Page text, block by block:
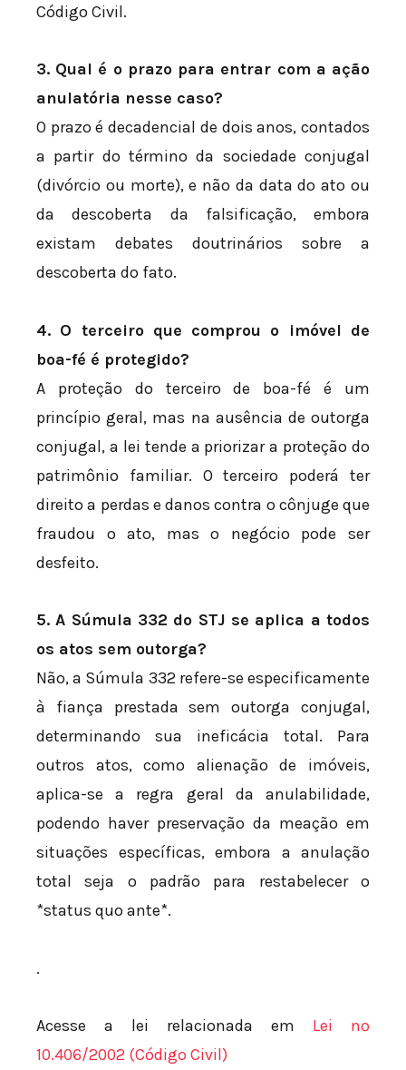
Código Civil.
3. Qual é o prazo para entrar com a ação
anulatória nesse caso?
O prazo é decadencial de dois anos, contados
a partir do término da sociedade conjugal
(divórcio ou morte), e não da data do ato ou
da descoberta da falsificação, embora
existam debates doutrinários sobre a
descoberta do fato.
4. O terceiro que comprou o imóvel de
boa-fé é protegido?
A proteção do terceiro de boa-fé é um
princípio geral, mas na ausência de outorga
conjugal, a lei tende a priorizar a proteção do
patrimônio familiar. O terceiro poderá ter
direito a perdas e danos contra o cônjuge que
fraudou o ato, mas o negócio pode ser
desfeito.
5. A Súmula 332 do STJ se aplica a todos
os atos sem outorga?
Não, a Súmula 332 refere-se especificamente
à fiança prestada sem outorga conjugal,
determinando sua ineficácia total. Para
outros atos, como alienação de imóveis,
aplica-se a regra geral da anulabilidade,
podendo haver preservação da meação em
situações específicas, embora a anulação
total seja o padrão para restabelecer o
*status quo ante*.
.
Acesse a lei relacionada em Lei nº
10.406/2002 (Código Civil)